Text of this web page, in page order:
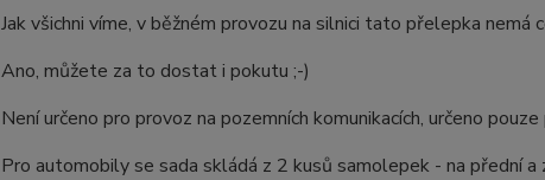
Jak všichni víme, v běžném provozu na silnici tato přelepka nemá
Ano, můžete za to dostat i pokutu ;-)
Není určeno pro provoz na pozemních komunikacích, určeno
Pro automobily se sada skládá z 2 kusů samolepek - na přední